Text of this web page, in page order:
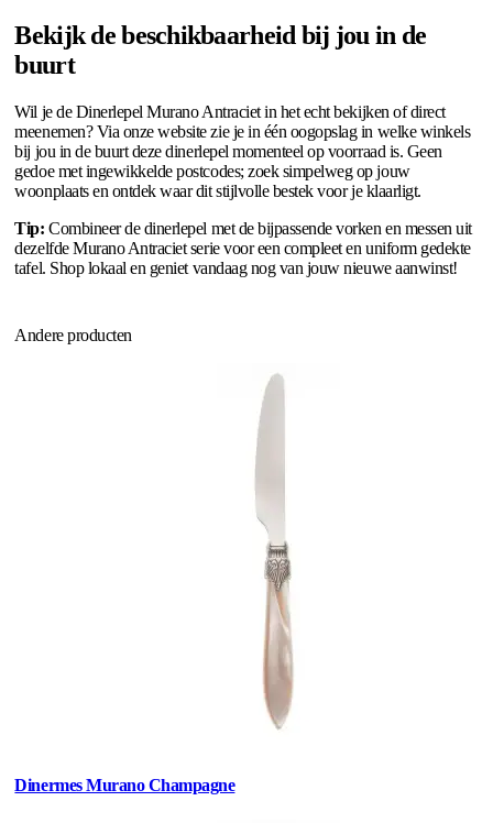
Bekijk de beschikbaarheid bij jou in de
buurt
Wil je de Dinerlepel Murano Antraciet in het echt bekijken of direct
meenemen? Via onze website zie je in één oogopslag in welke winkels
bij jou in de buurt deze dinerlepel momenteel op voorraad is. Geen
gedoe met ingewikkelde postcodes; zoek simpelweg op jouw
woonplaats en ontdek waar dit stijlvolle bestek voor je klaarligt.
Tip: Combineer de dinerlepel met de bijpassende vorken en messen uit
dezelfde Murano Antraciet serie voor een compleet en uniform gedekte
tafel. Shop lokaal en geniet vandaag nog van jouw nieuwe aanwinst!
Andere producten
Dinermes Murano Champagne